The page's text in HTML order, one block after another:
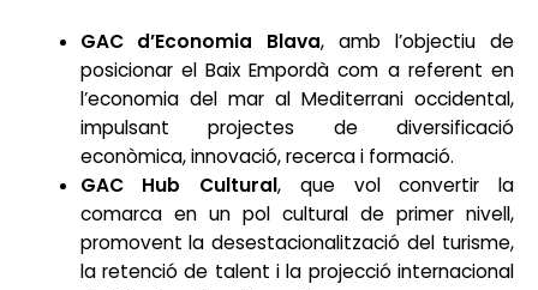
GAC d’Economia Blava, amb l’objectiu de
posicionar el Baix Empordà com a referent en
l’economia del mar al Mediterrani occidental,
impulsant projectes de diversificació
econòmica, innovació, recerca i formació.
GAC Hub Cultural, que vol convertir la
comarca en un pol cultural de primer nivell,
promovent la desestacionalització del turisme,
la retenció de talent i la projecció internacional